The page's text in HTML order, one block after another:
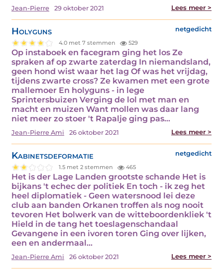
Jean-Pierre 29 oktober 2021 Lees meer >
Holyguns netgedicht
4.0 met 7 stemmen 529
Op instaboek en facegram ging het los Ze
spraken af op zwarte zaterdag In niemandsland,
geen hond wist waar het lag Of was het vrijdag,
tijdens zwarte cross? Ze kwamen met een grote
mallemoer En holyguns - in lege
Sprintersbuizen Verging de lol met man en
macht en muizen Want mollen was daar lang
niet meer zo stoer 't Rapalje ging pas…
Jean-Pierre Ami 26 oktober 2021 Lees meer >
Kabinetsdeformatie netgedicht
1.5 met 2 stemmen 465
Het is der Lage Landen grootste schande Het is
bijkans 't echec der politiek En toch - ik zeg het
heel diplomatiek - Geen watersnood lei deze
club aan banden Orkanen troffen als nog nooit
tevoren Het bolwerk van de witteboordenkliek 't
Hield in de tang het toeslagenschandaal
Gevangene in een ivoren toren Ging over lijken,
een en andermaal…
Jean-Pierre Ami 26 oktober 2021 Lees meer >